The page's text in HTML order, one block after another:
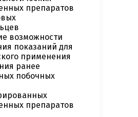
препаратов
возможности
показаний для
применения
ранее
побочных
препаратов